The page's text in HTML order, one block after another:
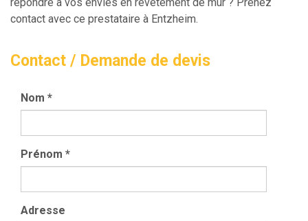
contact avec ce prestataire à Entzheim.
Contact / Demande de devis
Nom *
Prénom *
Adresse